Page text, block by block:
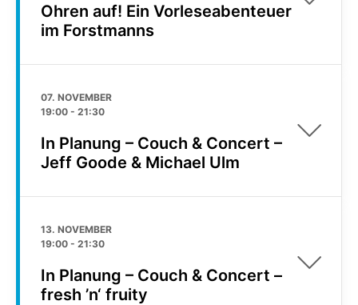
Ohren auf! Ein Vorleseabenteuer
im Forstmanns
07. NOVEMBER
19:00 - 21:30
In Planung – Couch & Concert –
Jeff Goode & Michael Ulm
13. NOVEMBER
19:00 - 21:30
In Planung – Couch & Concert –
fresh ’n‘ fruity